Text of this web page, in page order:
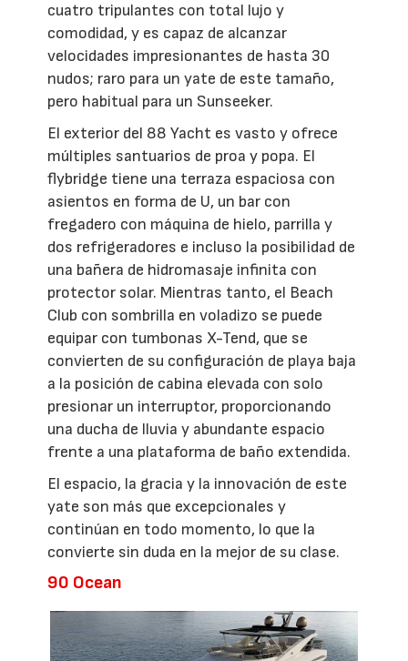
cuatro tripulantes con total lujo y
comodidad, y es capaz de alcanzar
velocidades impresionantes de hasta 30
nudos; raro para un yate de este tamaño,
pero habitual para un Sunseeker.
El exterior del 88 Yacht es vasto y ofrece
múltiples santuarios de proa y popa. El
flybridge tiene una terraza espaciosa con
asientos en forma de U, un bar con
fregadero con máquina de hielo, parrilla y
dos refrigeradores e incluso la posibilidad de
una bañera de hidromasaje infinita con
protector solar. Mientras tanto, el Beach
Club con sombrilla en voladizo se puede
equipar con tumbonas X-Tend, que se
convierten de su configuración de playa baja
a la posición de cabina elevada con solo
presionar un interruptor, proporcionando
una ducha de lluvia y abundante espacio
frente a una plataforma de baño extendida.
El espacio, la gracia y la innovación de este
yate son más que excepcionales y
continúan en todo momento, lo que la
convierte sin duda en la mejor de su clase.
90 Ocean